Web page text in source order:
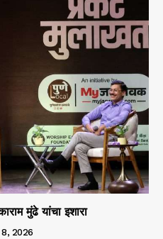
मुंढे यांचा इशारा
2026